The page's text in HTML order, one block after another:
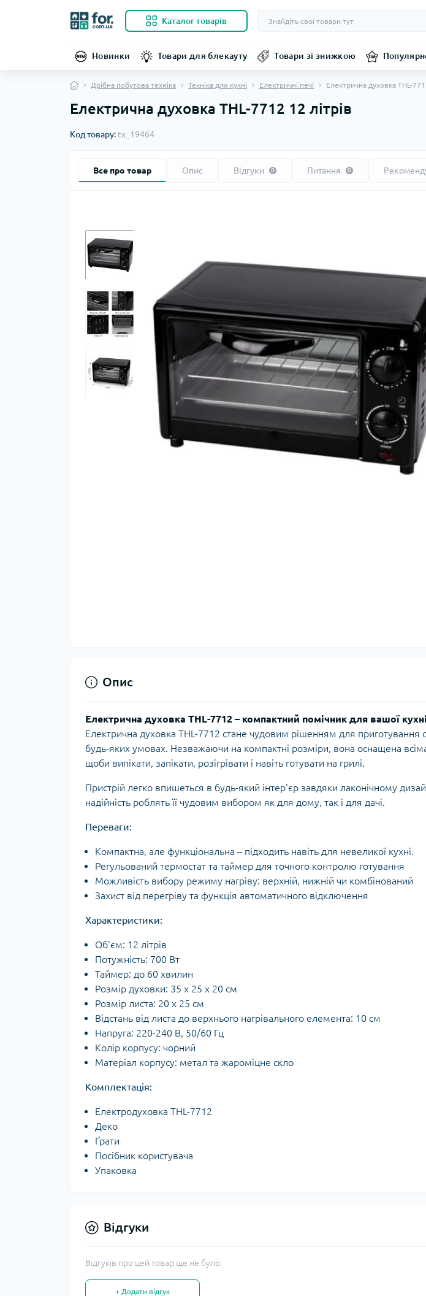
Каталог товарів
Новинки Товари для блекауту Товари зі знижкою
Дрібна побутова техніка Техніка для кухні Електричні печі Електрична духовка THL-
Електрична духовка THL-7712 12 літрів
Код товару: tx_19464
Все про товар Опис Відгуки 0 Питання 0
Опис
Електрична духовка THL-7712 – компактний помічник для вашої
Електрична духовка THL-7712 стане чудовим рішенням для приготування
будь-яких умовах. Незважаючи на компактні розміри, вона оснащена
щоби випікати, запікати, розігрівати і навіть готувати на грилі.
Пристрій легко впишеться в будь-який інтер'єр завдяки лаконічному
надійність роблять її чудовим вибором як для дому, так і для дачі.
Переваги:
Компактна, але функціональна – підходить навіть для невеликої кухні.
Регульований термостат та таймер для точного контролю готування
Можливість вибору режиму нагріву: верхній, нижній чи комбінований
Захист від перегріву та функція автоматичного відключення
Характеристики:
Об'єм: 12 літрів
Потужність: 700 Вт
Таймер: до 60 хвилин
Розмір духовки: 35 х 25 х 20 см
Розмір листа: 20 х 25 см
Відстань від листа до верхнього нагрівального елемента: 10 см
Напруга: 220-240 В, 50/60 Гц
Колір корпусу: чорний
Матеріал корпусу: метал та жароміцне скло
Комплектація:
Електродуховка THL-7712
Деко
Ґрати
Посібник користувача
Упаковка
Відгуки
Відгуків про цей товар ще не було.
+ Додати відгук